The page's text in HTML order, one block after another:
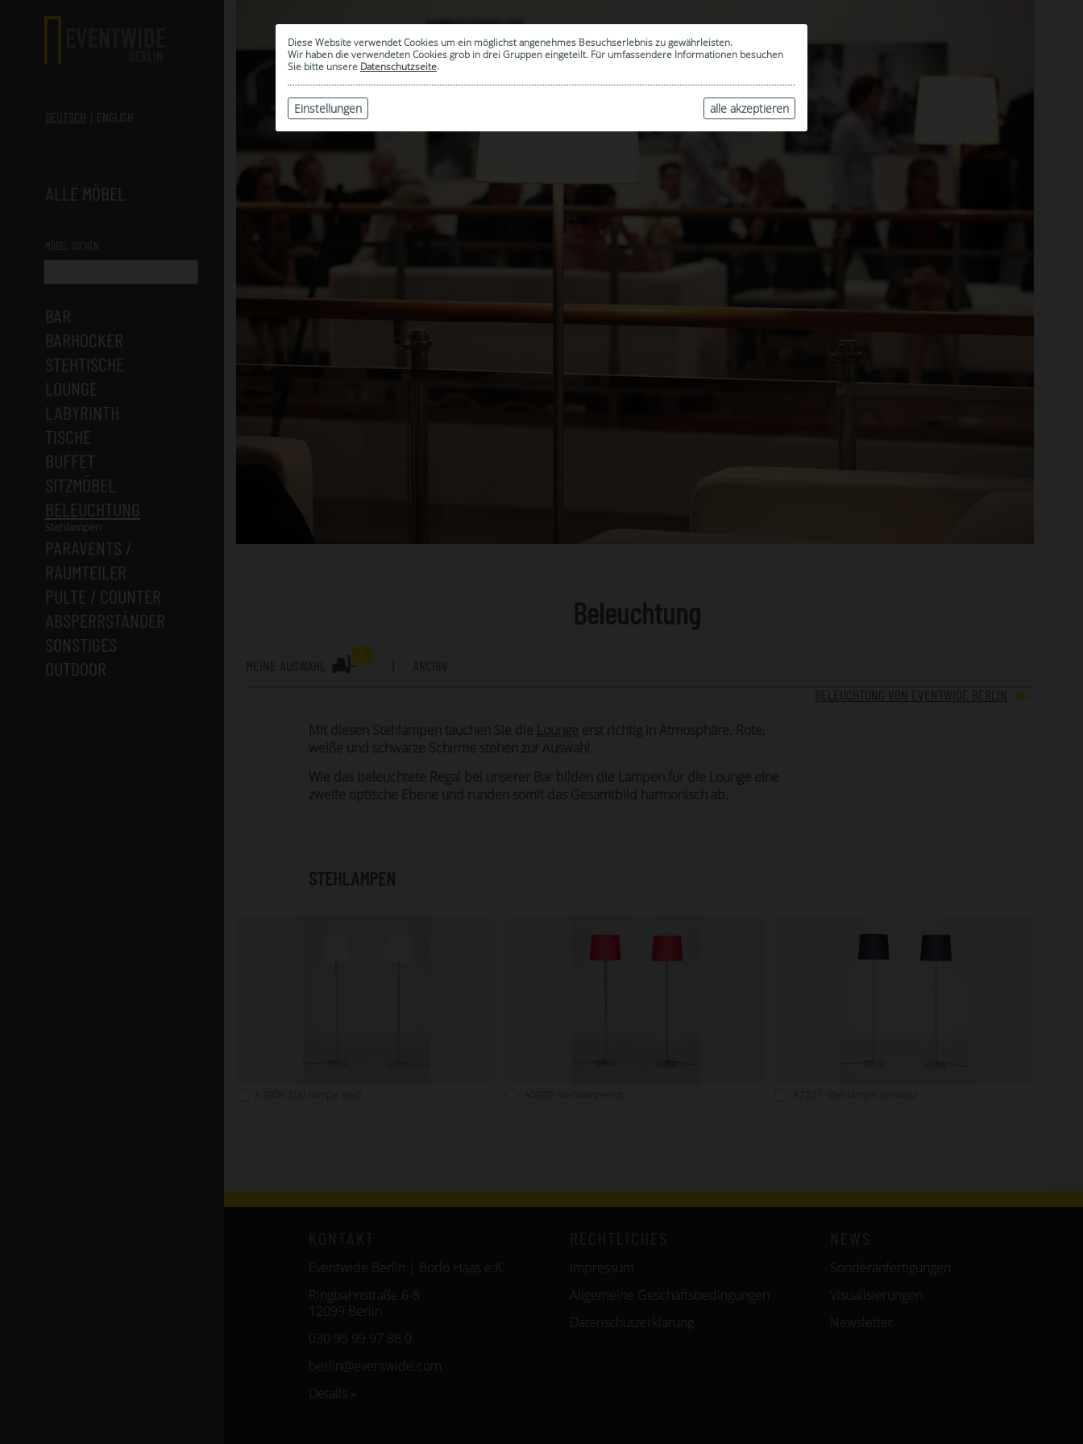
Diese Website verwendet Cookies um ein möglichst angenehmes Besuchserlebnis zu gewährleisten.
Wir haben die verwendeten Cookies grob in drei Gruppen eingeteilt. Für umfassendere Informationen besuchen
Sie bitte unsere Datenschutzseite.
alle akzeptieren
Einstellungen
DEUTSCH ENGLISH
ALLE MÖBEL
MÖBEL SUCHEN
BAR
BARHOCKER
STEHTISCHE
LOUNGE
LABYRINTH
TISCHE
BUFFET
SITZMÖBEL
BELEUCHTUNG
Stehlampen
PARAVENTS /
RAUMTEILER
PULTE / COUNTER
ABSPERRSTÄNDER
SONSTIGES
OUTDOOR
Beleuchtung
MEINE AUSWAHL
0
ARCHIV
BELEUCHTUNG VON EVENTWIDE BERLIN
Mit diesen Stehlampen tauchen Sie die Lounge erst richtig in Atmosphäre. Rote,
weiße und schwarze Schirme stehen zur Auswahl.
Wie das beleuchtete Regal bei unserer Bar bilden die Lampen für die Lounge eine
zweite optische Ebene und runden somit das Gesamtbild harmonisch ab.
STEHLAMPEN
Eventwide Berlin | Bodo Haas e.K.
Ringbahnstraße 6-8
12099 Berlin
030 95 99 97 88 0
berlin@eventwide.com
Details »
Impressum
Allgemeine Geschäftsbedingungen
Datenschutzerklärung
Sonderanfertigungen
Visualisierungen
Newsletter